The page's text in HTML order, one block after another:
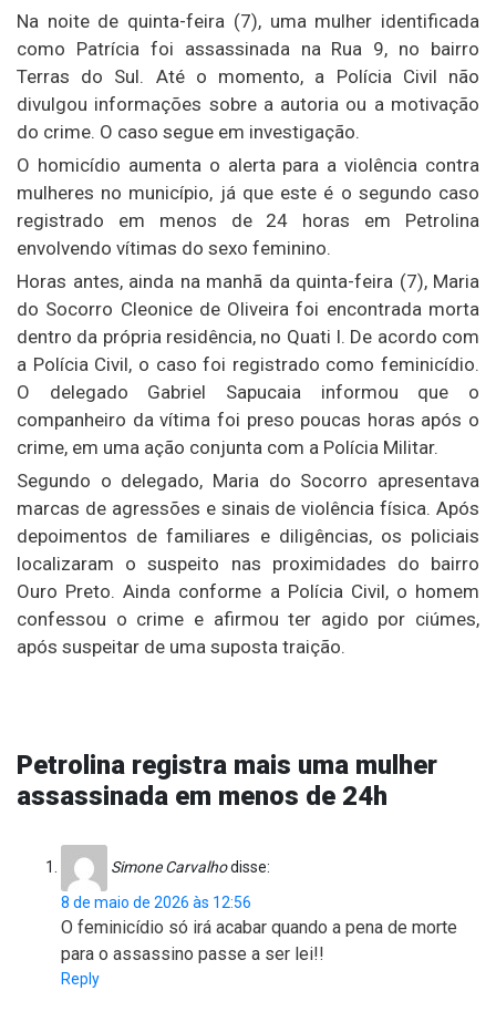
Na noite de quinta-feira (7), uma mulher identificada
como Patrícia foi assassinada na Rua 9, no bairro
Terras do Sul. Até o momento, a Polícia Civil não
divulgou informações sobre a autoria ou a motivação
do crime. O caso segue em investigação.
O homicídio aumenta o alerta para a violência contra
mulheres no município, já que este é o segundo caso
registrado em menos de 24 horas em Petrolina
envolvendo vítimas do sexo feminino.
Horas antes, ainda na manhã da quinta-feira (7), Maria
do Socorro Cleonice de Oliveira foi encontrada morta
dentro da própria residência, no Quati I. De acordo com
a Polícia Civil, o caso foi registrado como feminicídio.
O delegado Gabriel Sapucaia informou que o
companheiro da vítima foi preso poucas horas após o
crime, em uma ação conjunta com a Polícia Militar.
Segundo o delegado, Maria do Socorro apresentava
marcas de agressões e sinais de violência física. Após
depoimentos de familiares e diligências, os policiais
localizaram o suspeito nas proximidades do bairro
Ouro Preto. Ainda conforme a Polícia Civil, o homem
confessou o crime e afirmou ter agido por ciúmes,
após suspeitar de uma suposta traição.
Petrolina registra mais uma mulher
assassinada em menos de 24h
Simone Carvalhodisse:
8 de maio de 2026 às 12:56
O feminicídio só irá acabar quando a pena de morte
para o assassino passe a ser lei!!
Reply